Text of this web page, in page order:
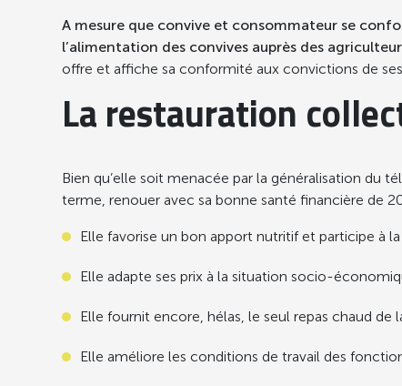
A mesure que convive et consommateur se
l’alimentation des convives auprès des
offre et affiche sa conformité aux convictions de
La restauration
Bien qu’elle soit menacée par la généralisation du
terme, renouer avec sa bonne santé financière de
Elle favorise un bon apport nutritif et participe à
Elle adapte ses prix à la situation socio-
Elle fournit encore, hélas, le seul repas chaud
Elle améliore les conditions de travail des